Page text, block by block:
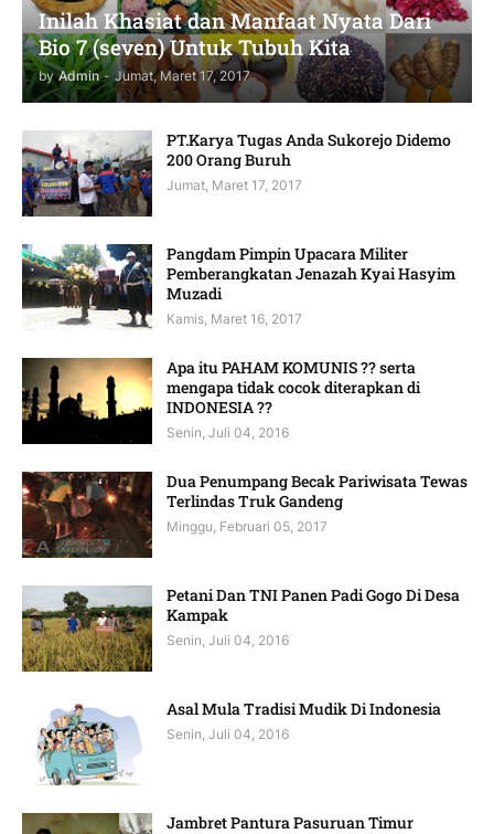
Inilah Khasiat dan Manfaat Nyata Dari
Bio 7 (seven) Untuk Tubuh Kita
by Admin - Jumat, Maret 17, 2017
PT.Karya Tugas Anda Sukorejo Didemo
200 Orang Buruh
Jumat, Maret 17, 2017
Pangdam Pimpin Upacara Militer
Pemberangkatan Jenazah Kyai Hasyim
Muzadi
Kamis, Maret 16, 2017
Apa itu PAHAM KOMUNIS ?? serta
mengapa tidak cocok diterapkan di
INDONESIA ??
Senin, Juli 04, 2016
Dua Penumpang Becak Pariwisata Tewas
Terlindas Truk Gandeng
Minggu, Februari 05, 2017
Petani Dan TNI Panen Padi Gogo Di Desa
Kampak
Senin, Juli 04, 2016
Asal Mula Tradisi Mudik Di Indonesia
Senin, Juli 04, 2016
Jambret Pantura Pasuruan Timur